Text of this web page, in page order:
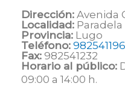
Dirección: Avenida
Localidad: Paradela
Provincia: Lugo
Teléfono: 982541196
Fax: 982541232
Horario al público:
09:00 a 14:00 h.